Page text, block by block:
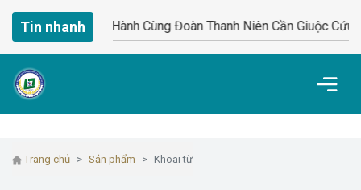
Tin nhanh
Đông Đồng Hành Cùng Đoàn Thanh Niên Cần Giuộc Cứu Trợ
Trang chủ Sản phẩm Khoai từ